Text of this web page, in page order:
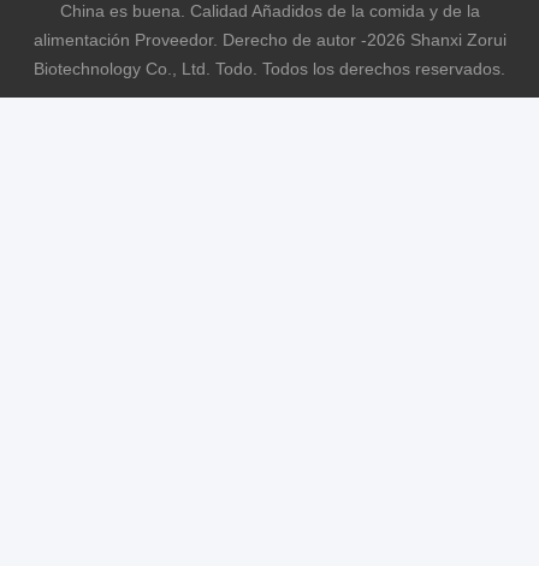
China es buena. Calidad Añadidos de la comida y de la
alimentación Proveedor. Derecho de autor -2026 Shanxi Zorui
Biotechnology Co., Ltd. Todo. Todos los derechos reservados.